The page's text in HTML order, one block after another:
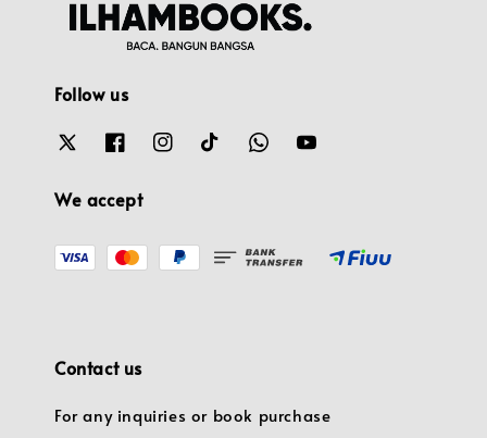
Follow us
We accept
Contact us
For any inquiries or book purchase